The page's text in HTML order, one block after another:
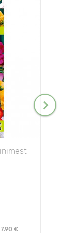
€